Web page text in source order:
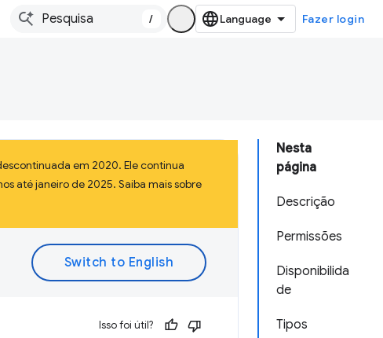
/ Fazer login
Nesta
página
Descrição
Permissões
Disponibilida
de
Tipos
em 2020. Ele continua
até janeiro de 2025. Saiba mais sobre
Isso foi útil?